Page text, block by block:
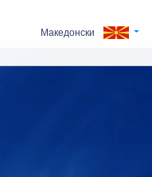
Македонски